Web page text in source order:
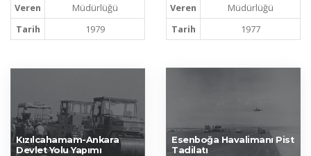
Veren
Müdürlüğü
Tarih
1979
Veren
Müdürlüğü
Tarih
1977
Kızılcahamam-Ankara
Devlet Yolu Yapımı
Esenboğa Havalimanı Pist
Tadilatı